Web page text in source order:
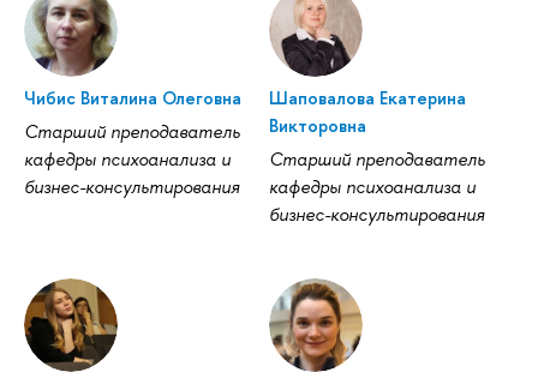
Чибис Виталина Олеговна
Старший преподаватель
кафедры психоанализа и
бизнес-консультирования
Шаповалова Екатерина
Викторовна
Старший преподаватель
кафедры психоанализа и
бизнес-консультирования